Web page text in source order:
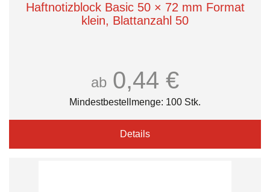
Haftnotizblock Basic 50 × 72 mm Format
klein, Blattanzahl 50
ab 0,44 €
Mindestbestellmenge: 100 Stk.
Details